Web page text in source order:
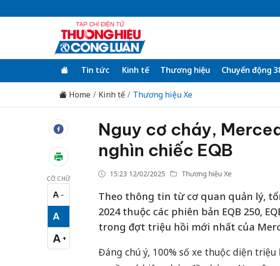
Tin tức Kinh tế Thương hiệu Chuyển động
Home Kinh tế Thương hiệu Xe
CỠ CHỮ
A −
Cỡ chữ nhỏ
A
Cỡ chữ vừa
A +
Cỡ chữ lớn
Nguy cơ cháy,
nghìn chiếc EQB
15:23 12/02/2025 Thương hiệu Xe
Theo thông tin từ cơ quan quản lý,
2024 thuộc các phiên bản EQB 250,
trong đợt triệu hồi mới nhất của
Đáng chú ý, 100% số xe thuộc diện